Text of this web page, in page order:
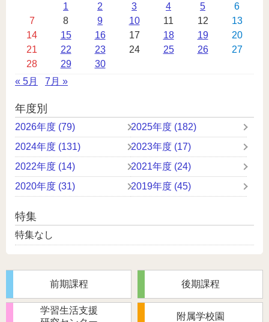
1
2 3 4 5
6
7
8 9 10 11 12
13
14
15 16 17 18 19
20
21
22 23 24 25 26
27
28
29
30
« 5月
7月 »
年度別
2026年度 (79)
2025年度 (182)
2024年度 (131)
2023年度 (17)
2022年度 (14)
2021年度 (24)
2020年度 (31)
2019年度 (45)
特集
特集なし
前期課程 後期課程
学習生活支援
附属学校園